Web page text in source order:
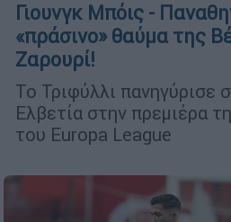
Γιουνγκ Μπόις -
«πράσινο» θαύμα της
Ζαρουρί!
Το Τριφύλλι πανηγύρισε
Ελβετία στην πρεμιέρα
του Europa League